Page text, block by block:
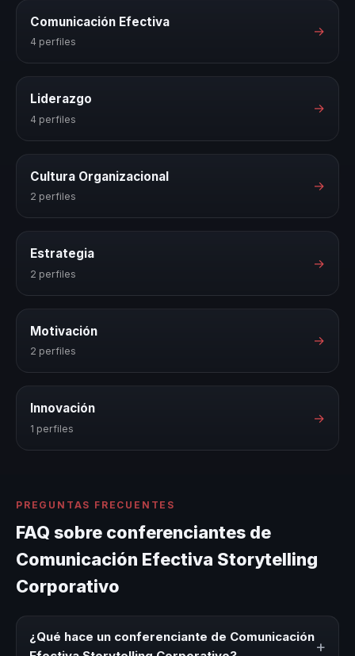
Comunicación Efectiva
4 perfiles
→
Liderazgo
4 perfiles
→
Cultura Organizacional
2 perfiles
→
Estrategia
2 perfiles
→
Motivación
2 perfiles
→
Innovación
1 perfiles
→
PREGUNTAS FRECUENTES
FAQ sobre conferenciantes de
Comunicación Efectiva Storytelling
Corporativo
¿Qué hace un conferenciante de Comunicación
+